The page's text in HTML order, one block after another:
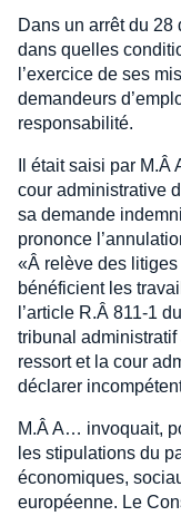
Dans un arrêt du 28
dans quelles
l’exercice de ses
demandeurs
responsabilité.
Il était saisi par
cour administrative
sa demande
prononce
«Â relève des
bénéficient les
l’article R.Â 811-1
tribunal
ressort et la cour
déclarer
M.Â A… invoquait,
les stipulations du
économiques,
européenne. Le